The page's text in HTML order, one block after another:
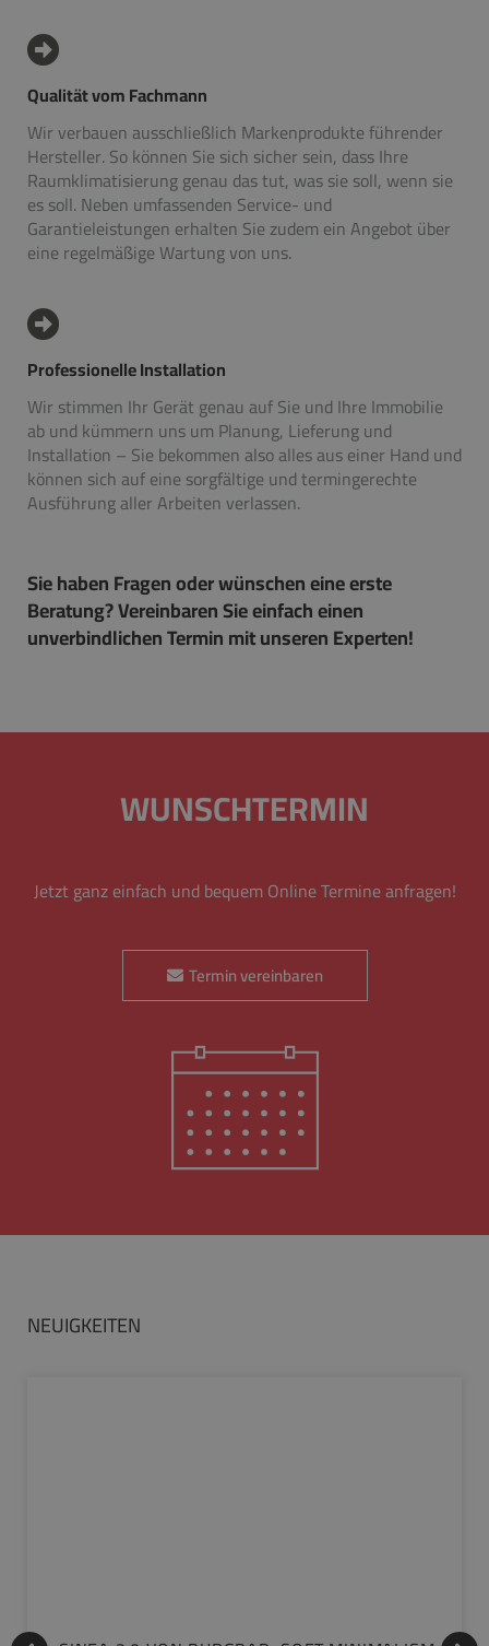
Qualität vom Fachmann
Wir verbauen ausschließlich Markenprodukte führender
Hersteller. So können Sie sich sicher sein, dass Ihre
Raumklimatisierung genau das tut, was sie soll, wenn sie
es soll. Neben umfassenden Service- und
Garantieleistungen erhalten Sie zudem ein Angebot über
eine regelmäßige Wartung von uns.
Professionelle Installation
Wir stimmen Ihr Gerät genau auf Sie und Ihre Immobilie
ab und kümmern uns um Planung, Lieferung und
Installation – Sie bekommen also alles aus einer Hand und
können sich auf eine sorgfältige und termingerechte
Ausführung aller Arbeiten verlassen.
Sie haben Fragen oder wünschen eine erste
Beratung? Vereinbaren Sie einfach einen
unverbindlichen Termin mit unseren Experten!
WUNSCHTERMIN
Jetzt ganz einfach und bequem Online Termine anfragen!
Termin vereinbaren
NEUIGKEITEN